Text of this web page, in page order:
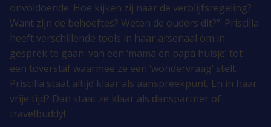
onvoldoende. Hoe kijken zij naar de verblijfsregeling?
Want zijn de behoeftes? Weten de ouders dit?”. Priscilla
heeft verschillende tools in haar arsenaal om in
gesprek te gaan: van een ‘mama en papa huisje’ tot
een toverstaf waarmee ze een ‘wondervraag’ stelt.
Priscilla staat altijd klaar als aanspreekpunt. En in haar
vrije tijd? Dan staat ze klaar als danspartner of
travelbuddy!